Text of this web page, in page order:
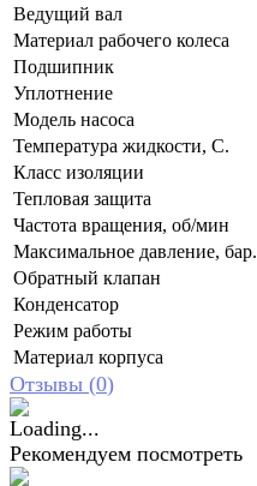
Ведущий вал
Материал рабочего колеса
Подшипник
Уплотнение
Модель насоса
Температура жидкости, С.
Класс изоляции
Тепловая защита
Частота вращения, об/мин
Максимальное давление, бар.
Обратный клапан
Конденсатор
Режим работы
Материал корпуса
Отзывы (0)
Рекомендуем посмотреть